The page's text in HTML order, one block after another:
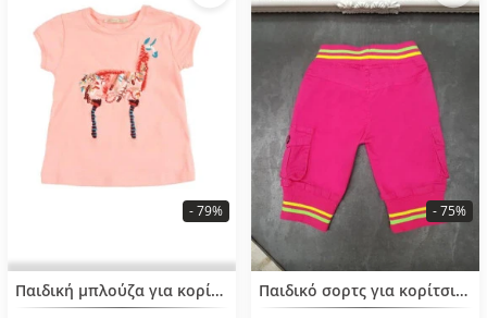
BESTSELLERΠαιδική μπλούζα για κορίτσια από 1 έως 4 ετών
- 79%
BESTSELLERΠαιδικό σορτς για κορίτσια από 2 έως 10 ετών
- 75%